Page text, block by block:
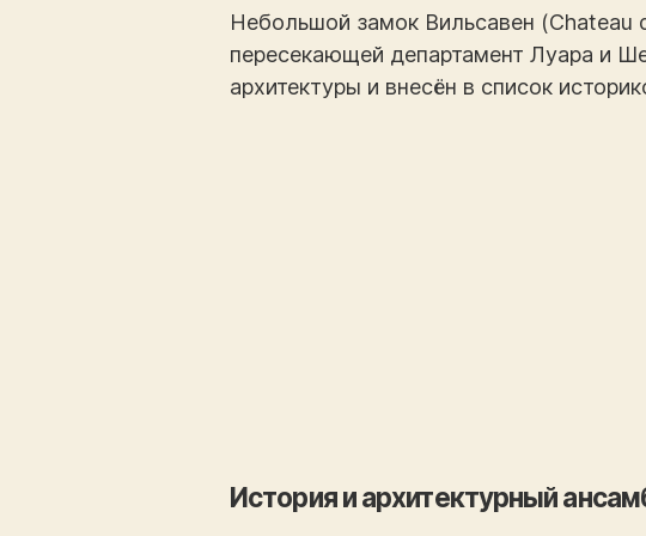
Небольшой замок Вильсавен (Chateau
пересекающей департамент Луара и
архитектуры и внесён в список
История и архитектурный